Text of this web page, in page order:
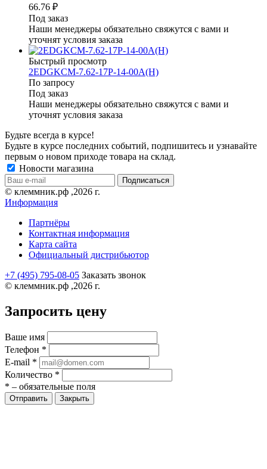
66.76 ₽
Под заказ
Наши менеджеры обязательно свяжутся с вами и
уточнят условия заказа
Быстрый просмотр
2EDGKCM-7.62-17P-14-00A(H)
По запросу
Под заказ
Наши менеджеры обязательно свяжутся с вами и
уточнят условия заказа
Будьте всегда в курсе!
Будьте в курсе последних событий, подпишитесь и узнавайте
первым о новом приходе товара на склад.
Новости магазина
© клеммник.рф ,2026 г.
Информация
Партнёры
Контактная информация
Карта сайта
Официальный дистрибьютор
+7 (495) 795-08-05 Заказать звонок
© клеммник.рф ,2026 г.
Запросить цену
Ваше имя
Телефон *
E-mail *
Количество *
* – обязательные поля
Закрыть